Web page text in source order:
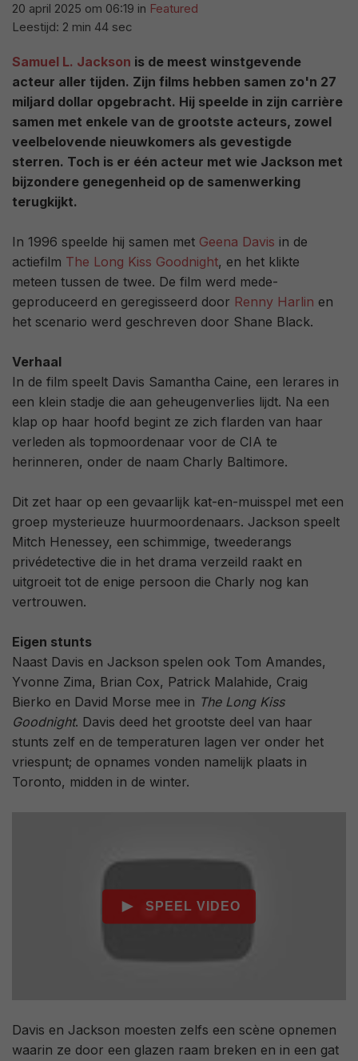
20 april 2025 om 06:19 in Featured
Leestijd: 2 min 44 sec
Samuel L. Jackson is de meest winstgevende
acteur aller tijden. Zijn films hebben samen zo'n 27
miljard dollar opgebracht. Hij speelde in zijn carrière
samen met enkele van de grootste acteurs, zowel
veelbelovende nieuwkomers als gevestigde
sterren. Toch is er één acteur met wie Jackson met
bijzondere genegenheid op de samenwerking
terugkijkt.
In 1996 speelde hij samen met Geena Davis in de
actiefilm The Long Kiss Goodnight, en het klikte
meteen tussen de twee. De film werd mede-
geproduceerd en geregisseerd door Renny Harlin en
het scenario werd geschreven door Shane Black.
Verhaal
In de film speelt Davis Samantha Caine, een lerares in
een klein stadje die aan geheugenverlies lijdt. Na een
klap op haar hoofd begint ze zich flarden van haar
verleden als topmoordenaar voor de CIA te
herinneren, onder de naam Charly Baltimore.
Dit zet haar op een gevaarlijk kat-en-muisspel met een
groep mysterieuze huurmoordenaars. Jackson speelt
Mitch Henessey, een schimmige, tweederangs
privédetective die in het drama verzeild raakt en
uitgroeit tot de enige persoon die Charly nog kan
vertrouwen.
Eigen stunts
Naast Davis en Jackson spelen ook Tom Amandes,
Yvonne Zima, Brian Cox, Patrick Malahide, Craig
Bierko en David Morse mee in The Long Kiss
Goodnight. Davis deed het grootste deel van haar
stunts zelf en de temperaturen lagen ver onder het
vriespunt; de opnames vonden namelijk plaats in
Toronto, midden in de winter.
Davis en Jackson moesten zelfs een scène opnemen
waarin ze door een glazen raam breken en in een gat